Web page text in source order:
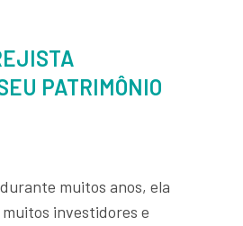
PATRIMÔNIO
muitos anos, ela
investidores e